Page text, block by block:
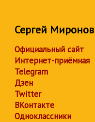
Сергей Миронов
Официальный сайт
Интернет-приёмная
Telegram
Дзен
Twitter
ВКонтакте
Одноклассники